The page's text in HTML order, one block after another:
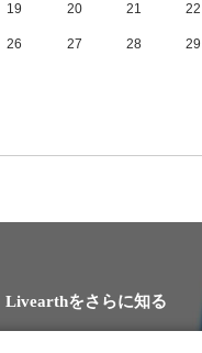
19 20 21 22
26 27 28 29
Livearthをさらに知る